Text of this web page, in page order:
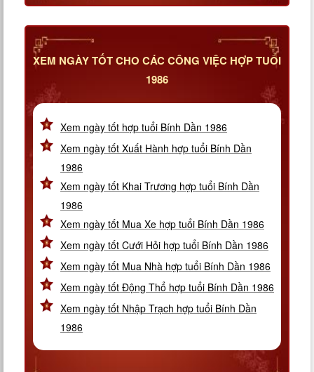
XEM NGÀY TỐT CHO CÁC CÔNG VIỆC HỢP TUỔI
1986
Xem ngày tốt hợp tuổi Bính Dần 1986
Xem ngày tốt Xuất Hành hợp tuổi Bính Dần
1986
Xem ngày tốt Khai Trương hợp tuổi Bính Dần
1986
Xem ngày tốt Mua Xe hợp tuổi Bính Dần 1986
Xem ngày tốt Cưới Hỏi hợp tuổi Bính Dần 1986
Xem ngày tốt Mua Nhà hợp tuổi Bính Dần 1986
Xem ngày tốt Động Thổ hợp tuổi Bính Dần 1986
Xem ngày tốt Nhập Trạch hợp tuổi Bính Dần
1986